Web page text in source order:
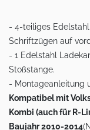
- 4-teiliges
Schriftzügen auf
- 1 Edelstahl
Stoßstange.
- Montageanleitung
Kompatibel mit
Kombi (auch für R-
Baujahr 2010-2014